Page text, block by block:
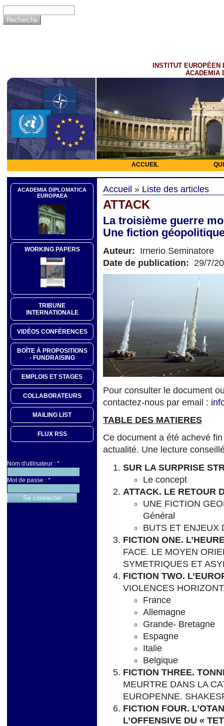
INSTITUT EUROPÉEN
ACADEMIA
ACCUEIL
ACADEMIA DIPLOMATICA
EUROPAEA
WORKING PAPERS
TRIBUNE
INTERNATIONALE
VIDÉOS CONFÉRENCES
BOÎTE À PROPOSITIONS
- FUNDRAISING
EMPLOIS ET STAGES
COLLABORATEURS
MAILING LIST
FLUX RSS
Nom d'utilisateur : *
Mot de passe : *
Accueil » Liste des articles
ATTACK
La troisième guerre
Une fiction
Auteur: Irnerio Seminatore
Date de publication: 29/7/
Pour consulter le document
contactez-nous par email :
TABLE DES MATIERES
Ce document a été achevé
actualité. Une lecture
SUR LA SURPRISE
Le concept
ATTACK. LE RETOUR
UNE FICTION
Général
BUTS ET ENJEUX
FICTION ONE.
FACE. LE MOYEN
SYMETRIQUES ET
FICTION TWO.
VIOLENCES
France
Allemagne
Grande- Bretagne
Espagne
Italie
Belgique
FICTION THREE.
MEURTRE DANS LA
EUROPENNE.
FICTION FOUR.
L’OFFENSIVE DU «